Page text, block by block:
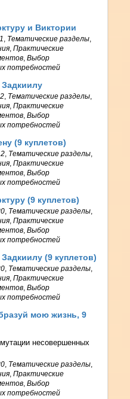
и Виктории
, Тематические разделы,
,Практические
,Выбор
потребностей
Задкиилу
, Тематические разделы,
,Практические
,Выбор
потребностей
(9 куплетов)
, Тематические разделы,
,Практические
,Выбор
потребностей
(9 куплетов)
, Тематические разделы,
,Практические
,Выбор
потребностей
(9 куплетов)
, Тематические разделы,
,Практические
,Выбор
потребностей
мою жизнь, 9
несовершенных
, Тематические разделы,
,Практические
,Выбор
потребностей